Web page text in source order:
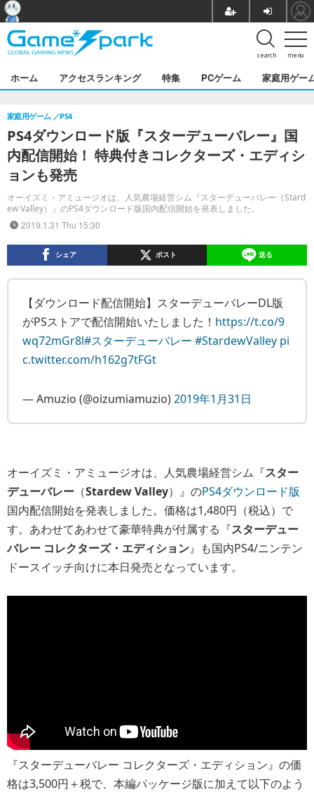
menu
search
ホーム アクセスランキング 特集 PCゲーム 家庭用ゲー
PS4ダウンロード版『スターデューバレー』国
内配信開始！ 特典付きコレクターズ・エディシ
ョンも発売
オーイズミ・アミュージオは、人気農場経営シム『スターデューバレー（Stard
ew Valley）』のPS4ダウンロード版国内配信開始を発表しました。
家庭用ゲーム PS4
2019.1.31 Thu 15:30
シェア ポスト 送る
【ダウンロード配信開始】スターデューバレーDL版
がPSストアで配信開始いたしました！ https://t.co/9
wq72mGr8l#スターデューバレー #StardewValley pi
c.twitter.com/h162g7tFGt
— Amuzio (@oizumiamuzio)2019年1月31日
オーイズミ・アミュージオは、人気農場経営シム『スター
デューバレー （Stardew Valley）』のPS4ダウンロード版
国内配信開始を発表しました。価格は1,480円（税込）で
す。あわせてあわせて豪華特典が付属する『スターデュー
バレー コレクターズ・エディション』も国内PS4/ニンテン
ドースイッチ向けに本日発売となっています。
『スターデューバレー コレクターズ・エディション』の価
格は3,500円＋税で、本編パッケージ版に加えて以下のよう